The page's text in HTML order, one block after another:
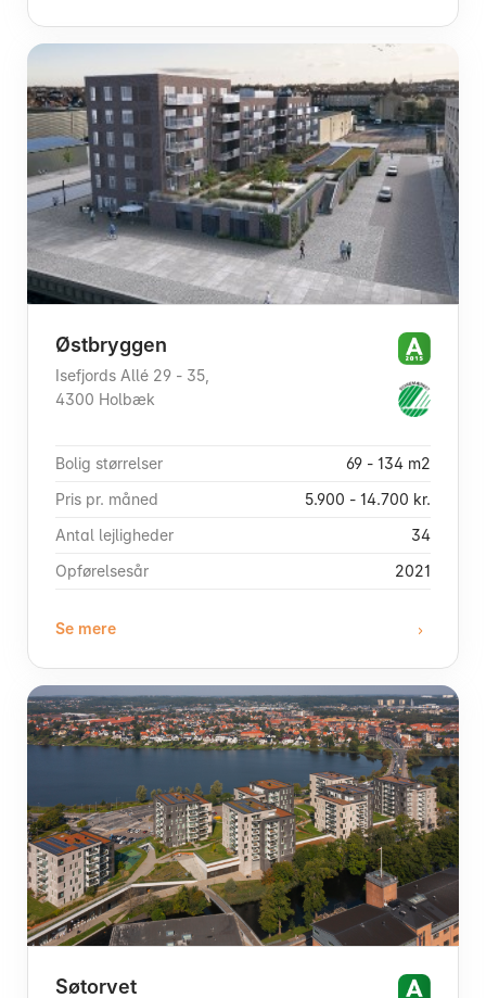
Østbryggen
Isefjords Allé 29 - 35,
4300 Holbæk
Bolig størrelser
69 - 134 m2
Pris pr. måned
5.900 - 14.700 kr.
Antal lejligheder
34
Opførelsesår
2021
Se mere
Søtorvet